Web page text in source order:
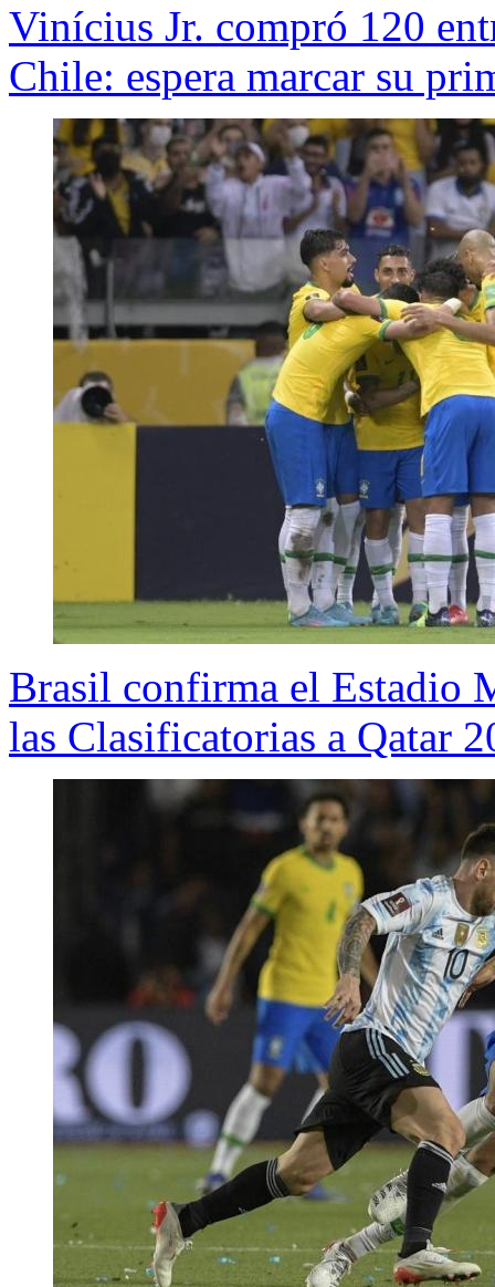
Vinícius Jr. compró 120
Chile: espera marcar su
Brasil confirma el Estadio
las Clasificatorias a Qatar